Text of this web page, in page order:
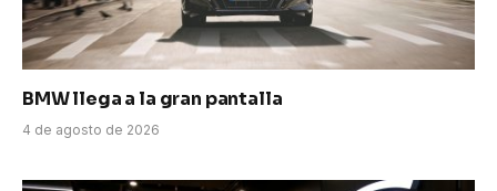
BMW llega a la gran pantalla
4 de agosto de 2026